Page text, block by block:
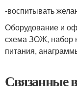
-воспитывать
Оборудование и
схема ЗОЖ, набор
питания,
Связанные